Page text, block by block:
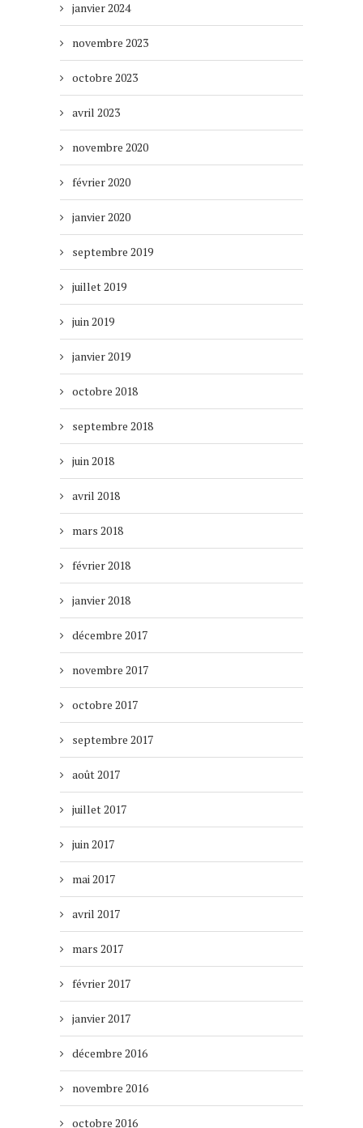
janvier 2024
novembre 2023
octobre 2023
avril 2023
novembre 2020
février 2020
janvier 2020
septembre 2019
juillet 2019
juin 2019
janvier 2019
octobre 2018
septembre 2018
juin 2018
avril 2018
mars 2018
février 2018
janvier 2018
décembre 2017
novembre 2017
octobre 2017
septembre 2017
août 2017
juillet 2017
juin 2017
mai 2017
avril 2017
mars 2017
février 2017
janvier 2017
décembre 2016
novembre 2016
octobre 2016